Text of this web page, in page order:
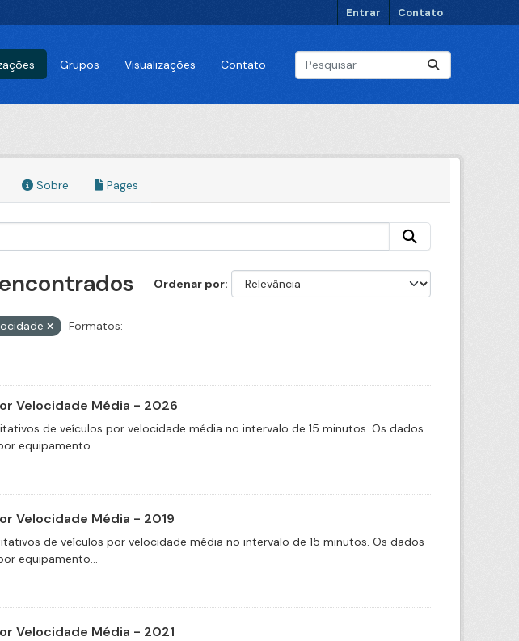
Entrar Contato
Grupos Visualizações Contato
Sobre Pages
Ordenar por
Formatos:
Velocidade Média - 2026
de veículos por velocidade média no intervalo de 15 minutos. Os dados
equipamento...
Velocidade Média - 2019
de veículos por velocidade média no intervalo de 15 minutos. Os dados
equipamento...
Velocidade Média - 2021